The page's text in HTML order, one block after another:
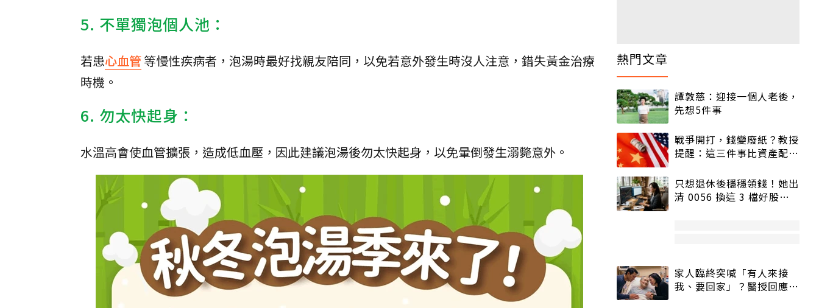
5. 不單獨泡個人池：
若患心血管等慢性疾病者，泡湯時最好找親友陪同，以免若意外發生時沒人注意，錯失黃金治療
時機。
6. 勿太快起身：
水溫高會使血管擴張，造成低血壓，因此建議泡湯後勿太快起身，以免暈倒發生溺斃意外。
熱門文章
譚敦慈：迎接一個人老後，
先想5件事
戰爭開打，錢變廢紙？教授
提醒：這三件事比資產配置
只想退休後穩穩領錢！她出
清 0056 換這 3 檔好股：
家人臨終突喊「有人來接
我、要回家」？醫授回應方